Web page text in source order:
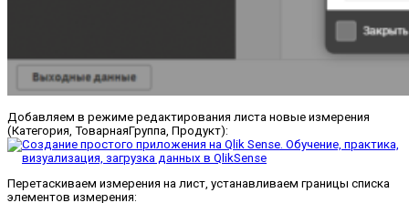
Добавляем в режиме редактирования листа новые измерения
(Категория, ТоварнаяГруппа, Продукт):
Перетаскиваем измерения на лист, устанавливаем границы списка
элементов измерения: